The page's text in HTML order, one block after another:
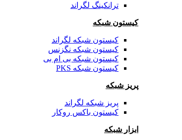
ترانکینگ لگراند
کیستون شبکه
کیستون شبکه لگراند
کیستون شبکه نگزنس
کیستون شبکه بی ام بی
کیستون شبکه PKS
پریز شبکه
پریز شبکه لگراند
کیستون باکس روکار
ابزار شبکه